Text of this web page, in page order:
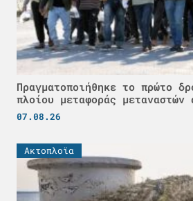
Πραγματοποιήθηκε το πρώτο
πλοίου μεταφοράς
07.08.26
Ακτοπλοϊα